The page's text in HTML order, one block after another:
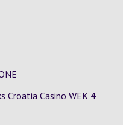
Croatia Casino WEK 4